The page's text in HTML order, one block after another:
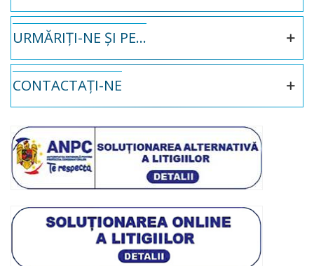
URMĂRIȚI-NE ȘI PE...
CONTACTAȚI-NE